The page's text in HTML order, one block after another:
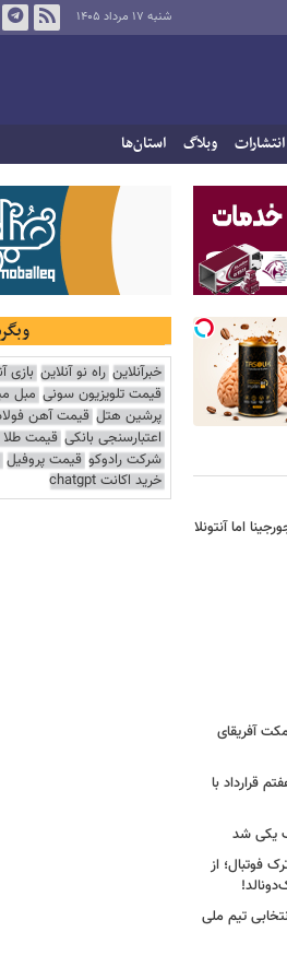
شنبه ۱۷ مرداد ۱۴۰۵
انتشارات وبلاگ استان‌ها
اما آنتونلا
آفریقای
قرارداد با
یکی شد
فوتبال؛ از
تیم ملی
خبرآنلاین راه نو آنلاین بازی
قیمت تلویزیون سونی مبل
پرشین هتل قیمت آهن فولاد
اعتبارسنجی بانکی قیمت طلا
شرکت رادوکو قیمت پروفیل
خرید اکانت chatgpt